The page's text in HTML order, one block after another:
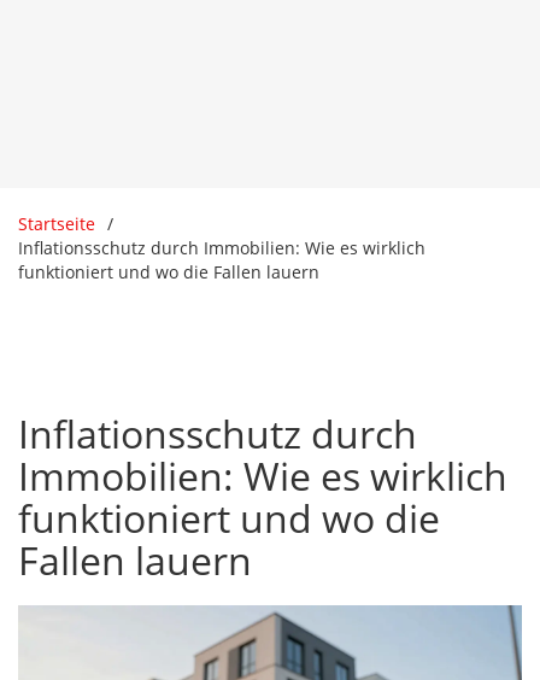
Startseite
Inflationsschutz durch Immobilien: Wie es wirklich
funktioniert und wo die Fallen lauern
Inflationsschutz durch
Immobilien: Wie es wirklich
funktioniert und wo die
Fallen lauern